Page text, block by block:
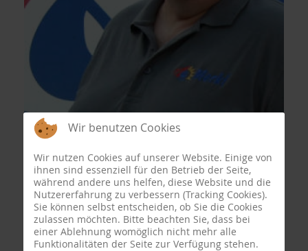
Wir benutzen Cookies
Wir nutzen Cookies auf unserer Website. Einige von
ihnen sind essenziell für den Betrieb der Seite,
während andere uns helfen, diese Website und die
Nutzererfahrung zu verbessern (Tracking Cookies).
Sie können selbst entscheiden, ob Sie die Cookies
zulassen möchten. Bitte beachten Sie, dass bei
einer Ablehnung womöglich nicht mehr alle
Funktionalitäten der Seite zur Verfügung stehen.